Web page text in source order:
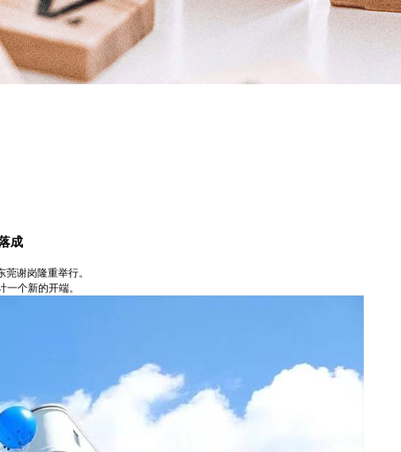
成
谢岗隆重举行。
个新的开端。